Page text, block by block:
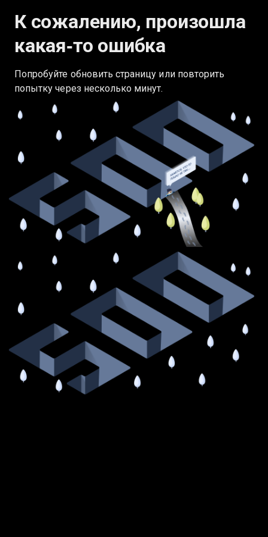
К сожалению, произошла
какая‑то ошибка
Попробуйте обновить страницу или повторить
попытку через несколько минут.